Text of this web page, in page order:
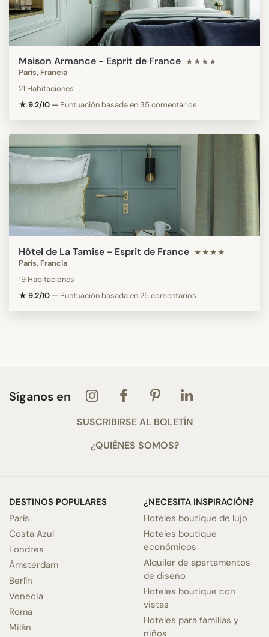
Maison Armance - Esprit de France ★★★★
Paris, Francia
21 Habitaciones
★ 9.2/10 — Puntuación basada en 35 comentarios
Hôtel de La Tamise - Esprit de France ★★★★
Paris, Francia
19 Habitaciones
★ 9.2/10 — Puntuación basada en 25 comentarios
Síganos en
SUSCRIBIRSE AL BOLETÍN
¿QUIÉNES SOMOS?
DESTINOS POPULARES
París
Costa Azul
Londres
Ámsterdam
Berlín
Venecia
Roma
Milán
¿NECESITA INSPIRACIÓN?
Hoteles boutique de lujo
Hoteles boutique
económicos
Alquiler de apartamentos
de diseño
Hoteles boutique con
vistas
Hoteles para familias y
niños